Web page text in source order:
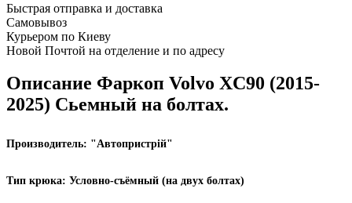
Быстрая отправка и доставка
Самовывоз
Курьером по Киеву
Новой Почтой на отделение и по адресу
Описание Фаркоп Volvo XC90 (2015-
2025) Сьемный на болтах.
Производитель: "Автопристрій"
Тип крюка: Условно-съёмный (на двух болтах)